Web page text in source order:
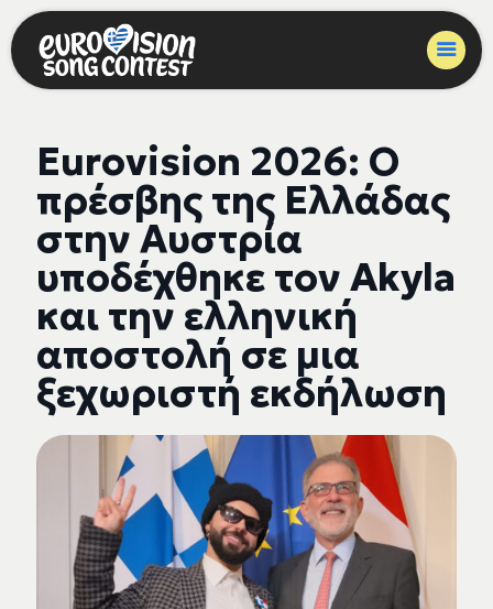
Eurovision 2026: Ο
πρέσβης της Ελλάδας
στην Αυστρία
υποδέχθηκε τον Akyla
και την ελληνική
αποστολή σε μια
ξεχωριστή εκδήλωση